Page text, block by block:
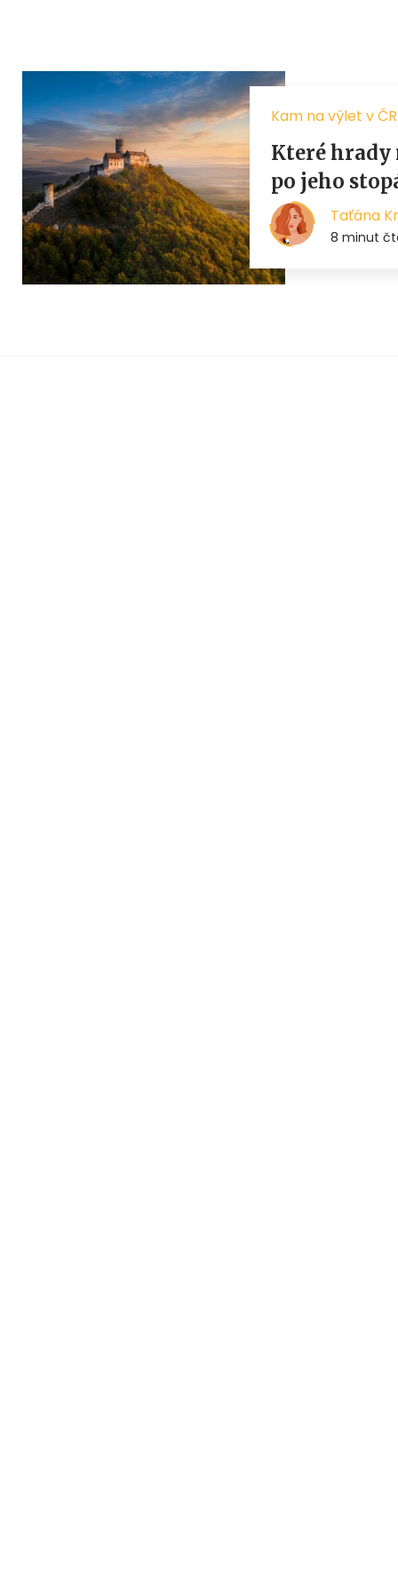
Kam na výlet v ČR
Které hrady
po jeho
Taťána
8 minut